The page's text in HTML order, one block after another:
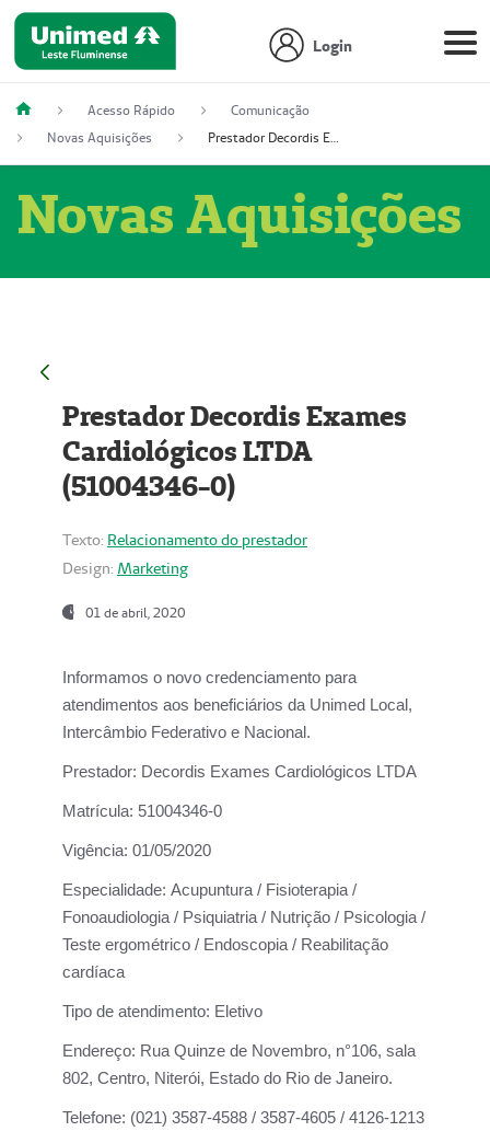
Login
Acesso Rápido
Comunicação
Novas Aquisições
Prestador Decordis Exames Cardiológicos LTDA (51004346-0)
Novas Aquisições
Prestador Decordis Exames
Cardiológicos LTDA
(51004346-0)
Texto: Relacionamento do prestador
Design: Marketing
01 de abril, 2020
Informamos o novo credenciamento para
atendimentos aos beneficiários da Unimed Local,
Intercâmbio Federativo e Nacional.
Prestador: Decordis Exames Cardiológicos LTDA
Matrícula: 51004346-0
Vigência: 01/05/2020
Especialidade: Acupuntura / Fisioterapia /
Fonoaudiologia / Psiquiatria / Nutrição / Psicologia /
Teste ergométrico / Endoscopia / Reabilitação
cardíaca
Tipo de atendimento: Eletivo
Endereço: Rua Quinze de Novembro, n°106, sala
802, Centro, Niterói, Estado do Rio de Janeiro.
Telefone: (021) 3587-4588 / 3587-4605 / 4126-1213